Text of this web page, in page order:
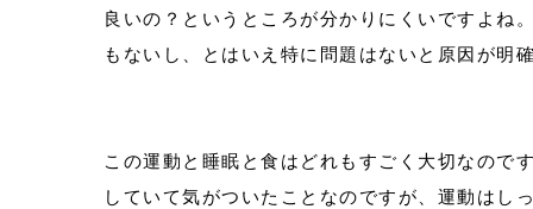
良いの？というところが分かりにくいですよね
もないし、とはいえ特に問題はないと原因が明
この運動と睡眠と食はどれもすごく大切なので
していて気がついたことなのですが、運動は